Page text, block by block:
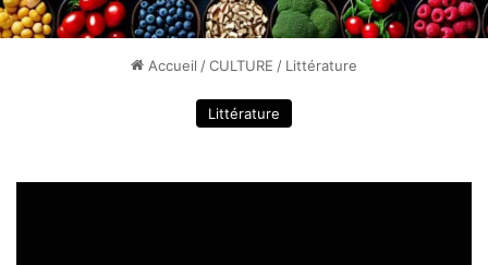
Accueil /CULTURE / Littérature
Littérature